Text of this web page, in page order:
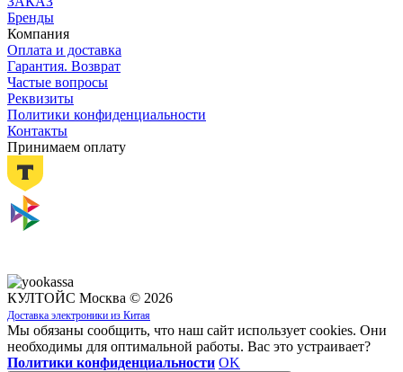
Бренды
Компания
Оплата и доставка
Гарантия. Возврат
Частые вопросы
Реквизиты
Политики конфиденциальности
Контакты
Принимаем оплату
КУЛТОЙС Москва © 2026
Доставка электроники из Китая
Мы обязаны сообщить, что наш сайт использует cookies. Они
необходимы для оптимальной работы. Вас это устраивает?
Политики конфиденциальности OK